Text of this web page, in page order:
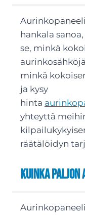
hankala
se, minkä
minkä
ja kysy
hinta
yhteyttä
räätälöidyn
Kuinka paljon